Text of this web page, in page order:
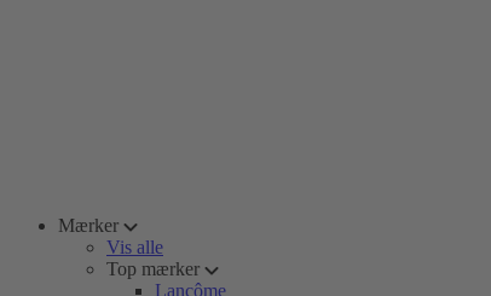
Mærker
Vis alle
Top mærker
Lancôme